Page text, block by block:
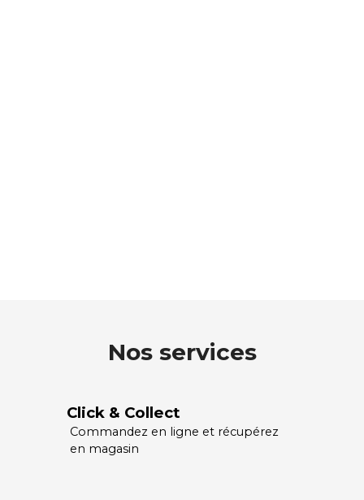
Nos services
Click & Collect
Commandez en ligne et récupérez
en magasin